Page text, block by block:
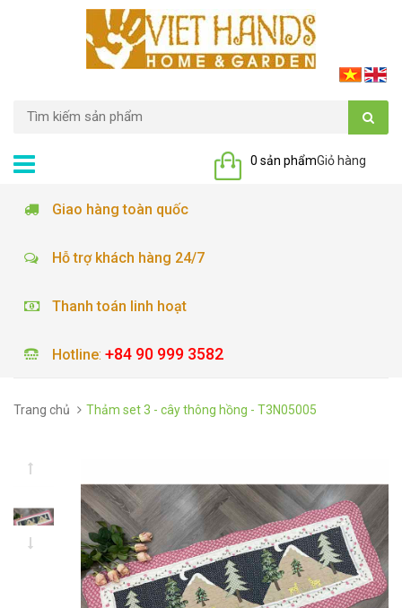
Giỏ hàng
0 sản phẩm
Giao hàng toàn quốc
Hỗ trợ khách hàng 24/7
Thanh toán linh hoạt
Hotline: +84 90 999 3582
Trang chủ Thảm set 3 - cây thông hồng - T3N05005